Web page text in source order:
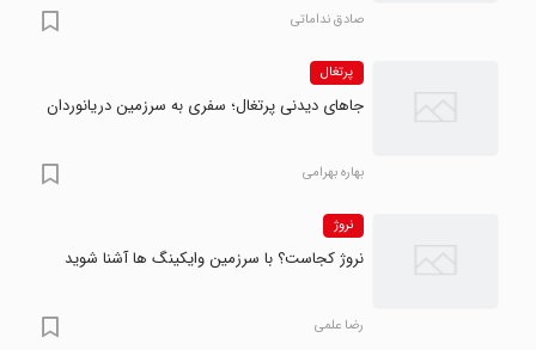
صادق نداماتی
پرتغال
جاهای دیدنی پرتغال؛ سفری به سرزمین دریانوردان
بهاره بهرامی
نروژ
نروژ کجاست؟ با سرزمین وایکینگ ها آشنا شوید
رضا علمی